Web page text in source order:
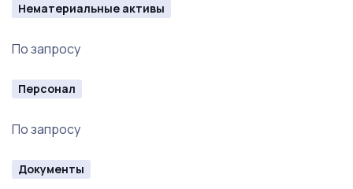
гостиничный актив с устойчивой загрузкой и
подтверждённой прибылью.
Нематериальные активы
По запросу
Персонал
По запросу
Документы